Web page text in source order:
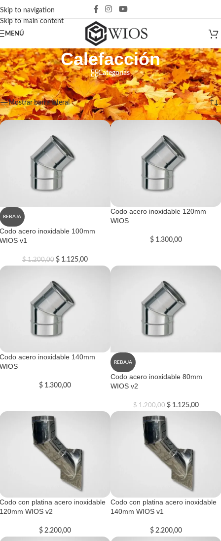
Skip to navigation
Skip to main content
MENÚ
Calefacción
Categorías
Inicio/Calefacción Mostrando 1–12 de 18 resultados
Mostrar barra lateral
REBAJA
Codo acero inoxidable 100mm
WIOS v1
$1.200,00 $ 1.125,00
Codo acero inoxidable 120mm
WIOS
$ 1.300,00
Codo acero inoxidable 140mm
WIOS
$ 1.300,00
REBAJA
Codo acero inoxidable 80mm
WIOS v2
$1.200,00 $ 1.125,00
Codo con platina acero inoxidable
120mm WIOS v2
$ 2.200,00
Codo con platina acero inoxidable
140mm WIOS v1
$ 2.200,00